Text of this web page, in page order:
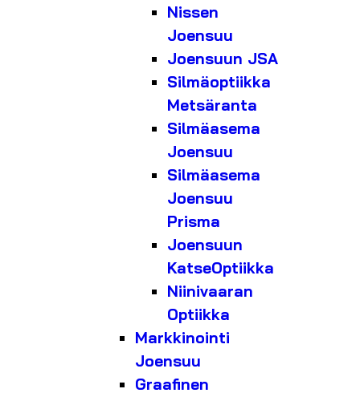
Nissen
Joensuu
Joensuun JSA
Silmäoptiikka
Metsäranta
Silmäasema
Joensuu
Silmäasema
Joensuu
Prisma
Joensuun
KatseOptiikka
Niinivaaran
Optiikka
Markkinointi
Joensuu
Graafinen